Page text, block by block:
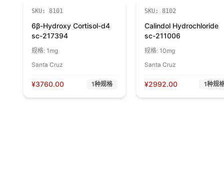
SKU: 8101
6β-Hydroxy Cortisol-d4
sc-217394
规格: 1mg
Santa Cruz
¥3760.00 1种规格
SKU: 8102
Calindol Hydrochloride
sc-211006
规格: 10mg
Santa Cruz
¥2992.00 1种规